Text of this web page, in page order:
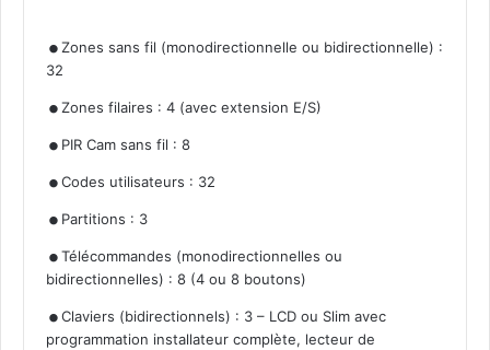
.Zones sans fil (monodirectionnelle ou bidirectionnelle) :
32
.Zones filaires : 4 (avec extension E/S)
. PIR Cam sans fil : 8
.Codes utilisateurs : 32
. Partitions : 3
.Télécommandes (monodirectionnelles ou
bidirectionnelles) : 8 (4 ou 8 boutons)
.Claviers (bidirectionnels) : 3 – LCD ou Slim avec
programmation installateur complète, lecteur de